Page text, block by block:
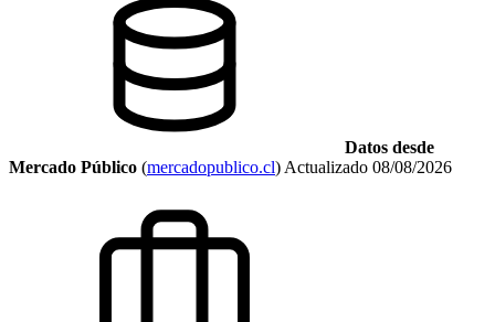
Datos desde
Mercado Público (mercadopublico.cl) Actualizado 08/08/2026